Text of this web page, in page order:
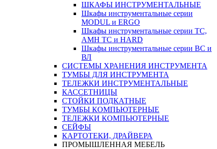
ШКАФЫ ИНСТРУМЕНТАЛЬНЫЕ
Шкафы инструментальные серии
MODUL и ERGO
Шкафы инструментальные серии ТС,
АМН ТС и HARD
Шкафы инструментальные серии ВС и
ВЛ
СИСТЕМЫ ХРАНЕНИЯ ИНСТРУМЕНТА
ТУМБЫ ДЛЯ ИНСТРУМЕНТА
ТЕЛЕЖКИ ИНСТРУМЕНТАЛЬНЫЕ
КАССЕТНИЦЫ
СТОЙКИ ПОДКАТНЫЕ
ТУМБЫ КОМПЬЮТЕРНЫЕ
ТЕЛЕЖКИ КОМПЬЮТЕРНЫЕ
СЕЙФЫ
КАРТОТЕКИ, ДРАЙВЕРА
ПРОМЫШЛЕННАЯ МЕБЕЛЬ